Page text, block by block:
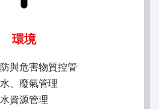
環境
與危害物質控管
、廢氣管理
水資源管理